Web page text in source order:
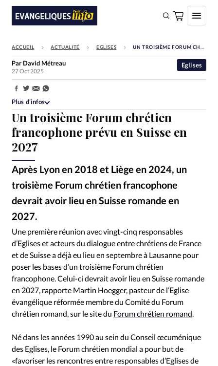
FAIRE UN DON
Faire un don
Eglises
Société
Monde
Bible
Toute l'actualité
Se connecter
Devise:CHF
RUBRIQUES
Toute l'actualité Bible Culture
Economie
Eglises
Histoire Laicité
Liberté religieuse
Mission
Monde People Politique
Religions
Société
ACCUEIL ACTUALITÉ EGLISES UN TROISIÈME FORUM CHRÉTIEN FRANCOPHONE PRÉVU EN SUISSE EN 2027
Un troisième Forum chrétien
francophone prévu en Suisse en
2027
Après Lyon en 2018 et Liège en 2024, un
troisième Forum chrétien francophone
devrait avoir lieu en Suisse romande en
2027.
Eglises
Par David Métreau
27 Oct 2025
Partager:
Plus d’infos
©Forum chrétien romand - Vingt-cinq responsables d’Eglises et acteurs du dialogue entre chrétiens (de France et de Suisse) se sont réunis à Lausanne le 9 septembre pour poser les bases du troisième Forum chrétien francophone, prévu pour 2027
Une première réunion avec vingt-cinq responsables
d’Eglises et acteurs du dialogue entre chrétiens de France
et de Suisse a déjà eu lieu en septembre à Lausanne pour
poser les bases d’un troisième Forum chrétien
francophone. Celui-ci devrait avoir lieu en Suisse romande
en 2027, rapporte Martin Hoegger, pasteur de l’Eglise
évangélique réformée membre du Comité du Forum
chrétien romand, sur le site du Forum chrétien romand
Né dans les années 1990 au sein du Conseil œcuménique
des Eglises, le Forum chrétien mondial a pour but de
«favoriser les rencontres entre responsables d’Eglises de